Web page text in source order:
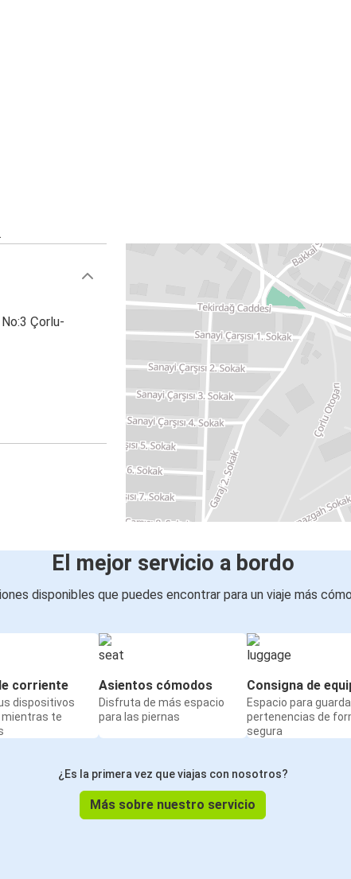
Çorlu-
El mejor servicio a bordo
disponibles que puedes encontrar para un viaje más
corriente
dispositivos
te
Asientos cómodos
Disfruta de más espacio
para las piernas
Consigna de
Espacio para
pertenencias de
segura
¿Es la primera vez que viajas con nosotros?
Más sobre nuestro servicio